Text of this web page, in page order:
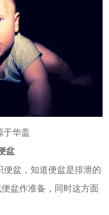
于华盖
盆
盆，知道便盆是排泄的
盆作准备，同时这方面